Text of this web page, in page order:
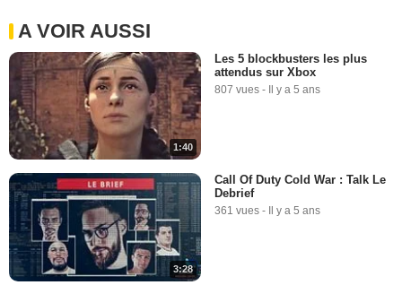
A VOIR AUSSI
1:40
Les 5 blockbusters les plus
attendus sur Xbox
807 vues - Il y a 5 ans
3:28
Call Of Duty Cold War : Talk Le
Debrief
361 vues - Il y a 5 ans